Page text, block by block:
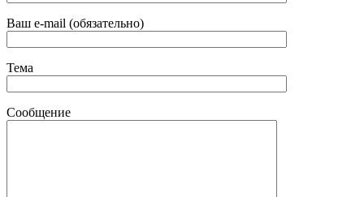
Ваш e-mail (обязательно)
Тема
Сообщение